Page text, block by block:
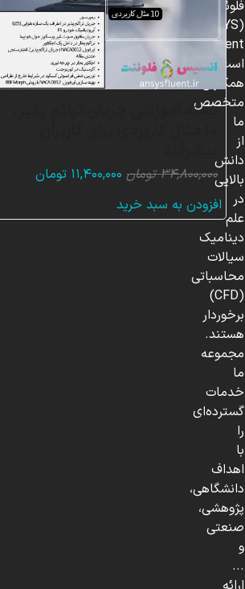
بسته آموزشی جریان تراکم پذیر،
۳۴,۸۰۰,۰۰۰ تومان قیمت
۱۱,۴۰۰,۰۰۰ تومانقیمت
افزودن به سبد خرید
فلوئنت
(ANSYS
Fluent)
است.
همکاران
متخصص
ما
از
دانش
بالایی
در
علم
دینامیک
سیالات
محاسباتی
(CFD)
برخوردار
هستند.
مجموعه
ما
خدمات
گسترده‌ای
را
با
اهداف
دانشگاهی،
پژوهشی،
صنعتی
و
...